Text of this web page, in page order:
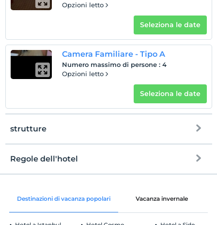
Opzioni letto
Seleziona le date
Camera Familiare - Tipo A
Numero massimo di persone : 4
Opzioni letto
Seleziona le date
strutture
Aree comuni e tutte le camere
Regole dell'hotel
registrare
Guardare
L'ultimo 11:00 e prima
Destinazioni di vacanza popolari Vacanza invernale